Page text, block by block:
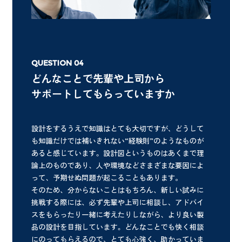
どんなことで先輩や上司から
サポートしてもらっていますか
設計をするうえで知識はとても大切ですが、どうして
も知識だけでは補いきれない“経験則”のようなものが
あると感じています。設計図というものはあくまで理
論上のものであり、人や環境などさまざまな要因によ
って、予期せぬ問題が起こることもあります。
そのため、分からないことはもちろん、新しい試みに
挑戦する際には、必ず先輩や上司に相談し、アドバイ
スをもらったり一緒に考えたりしながら、より良い製
品の設計を目指しています。どんなことでも快く相談
にのってもらえるので、とても心強く、助かっていま